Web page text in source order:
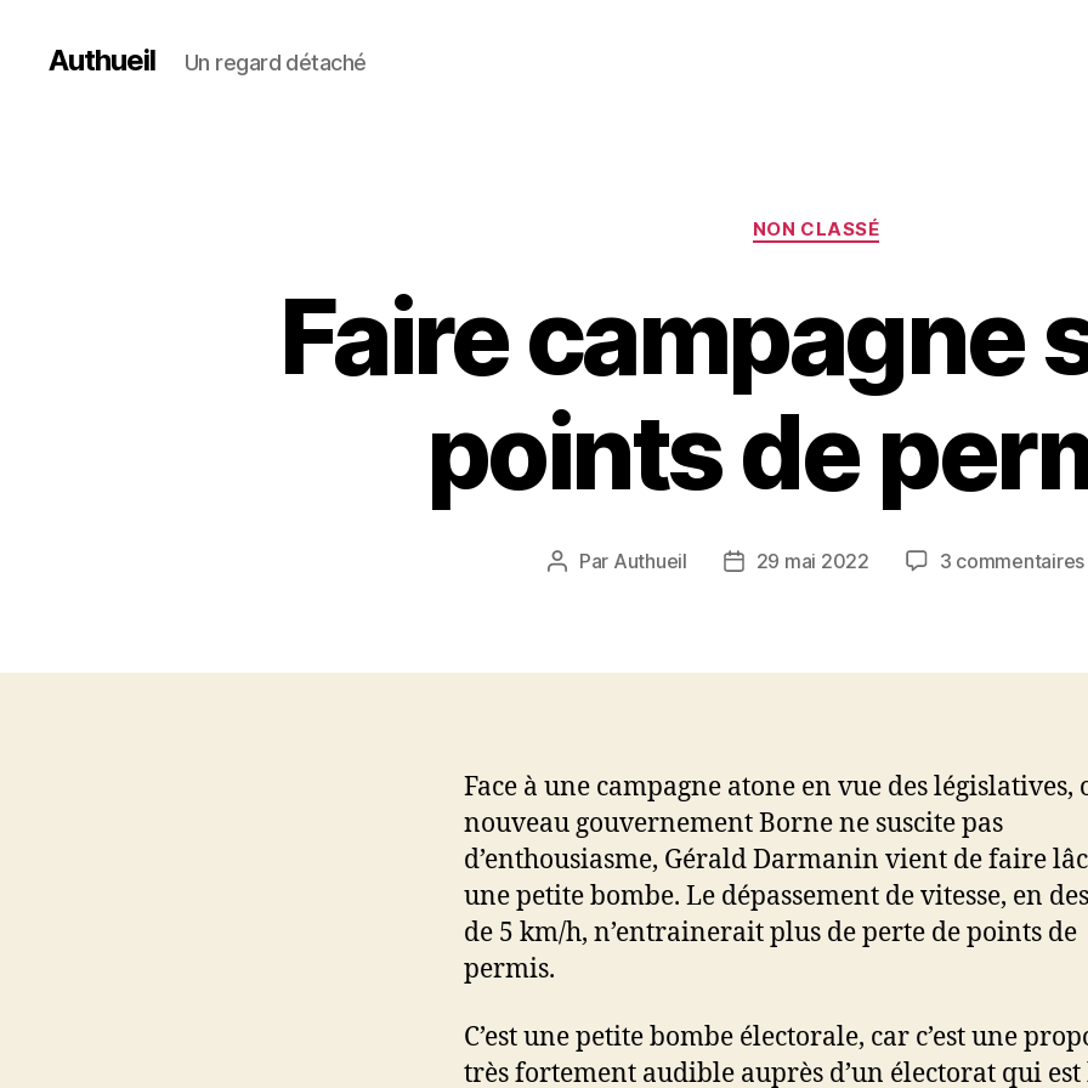
Authueil Un regard détaché
Catégories
NON CLASSÉ
Faire campagne
points de
Auteur
Par Authueil
Date29 mai 2022 3 commentaires
Face à une campagne atone en vue des législatives,
nouveau gouvernement Borne ne suscite pas
d’enthousiasme, Gérald Darmanin vient de faire
une petite bombe. Le dépassement de vitesse, en
de 5 km/h, n’entrainerait plus de perte de points de
permis.
C’est une petite bombe électorale, car c’est une
très fortement audible auprès d’un électorat qui